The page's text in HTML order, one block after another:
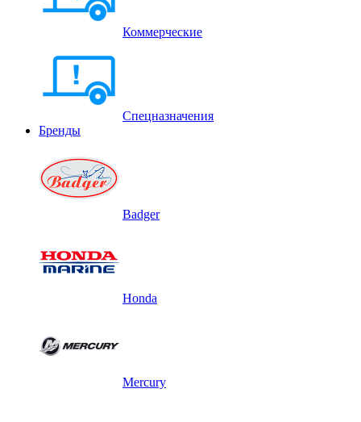
Коммерческие
Спецназначения
Бренды
Badger
Honda
Mercury